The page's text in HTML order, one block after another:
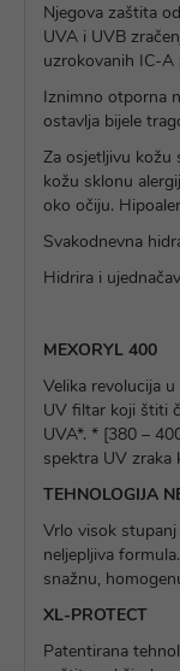
Njegova zaštita
UVA i UVB
uzrokovanih IC-A
Iznimno otporna
ostavlja bijele
Za osjetljivu kožu
kožu sklonu
oko očiju.
Svakodnevna
Hidrira i
MEXORYL 400
Velika revolucija
UV filtar koji štiti
UVA*. * [380 –
spektra UV zraka
TEHNOLOGIJA
Vrlo visok
neljepljiva
snažnu,
XL-PROTECT
Patentirana